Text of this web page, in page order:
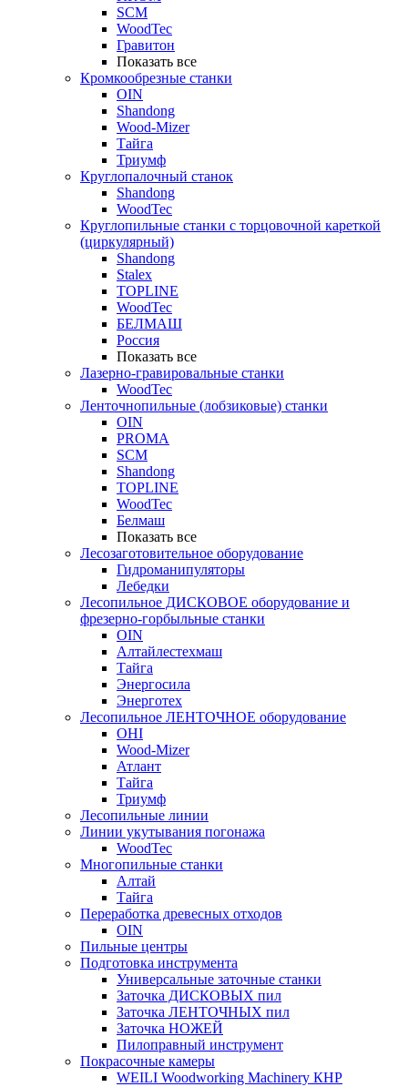
SCM
WoodTec
Гравитон
Показать все
Кромкообрезные станки
OIN
Shandong
Wood-Mizer
Тайга
Триумф
Круглопалочный станок
Shandong
WoodTec
Круглопильные станки с торцовочной кареткой
(циркулярный)
Shandong
Stalex
TOPLINE
WoodTec
БЕЛМАШ
Россия
Показать все
Лазерно-гравировальные станки
WoodTec
Ленточнопильные (лобзиковые) станки
OIN
PROMA
SCM
Shandong
TOPLINE
WoodTec
Белмаш
Показать все
Лесозаготовительное оборудование
Гидроманипуляторы
Лебедки
Лесопильное ДИСКОВОЕ оборудование и
фрезерно-горбыльные станки
OIN
Алтайлестехмаш
Тайга
Энергосила
Энерготех
Лесопильное ЛЕНТОЧНОЕ оборудование
OHI
Wood-Mizer
Атлант
Тайга
Триумф
Лесопильные линии
Линии укутывания погонажа
WoodTec
Многопильные станки
Алтай
Тайга
Переработка древесных отходов
OIN
Пильные центры
Подготовка инструмента
Универсальные заточные станки
Заточка ДИСКОВЫХ пил
Заточка ЛЕНТОЧНЫХ пил
Заточка НОЖЕЙ
Пилоправный инструмент
Покрасочные камеры
WEILI Woodworking Machinery КНР